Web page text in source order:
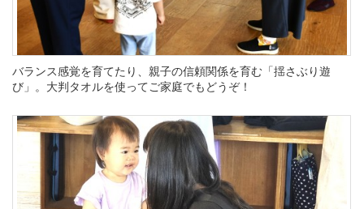
バランス感覚を育てたり、親子の信頼関係を育む「揺さぶり遊
び」。大判タオルを使ってご家庭でもどうぞ！